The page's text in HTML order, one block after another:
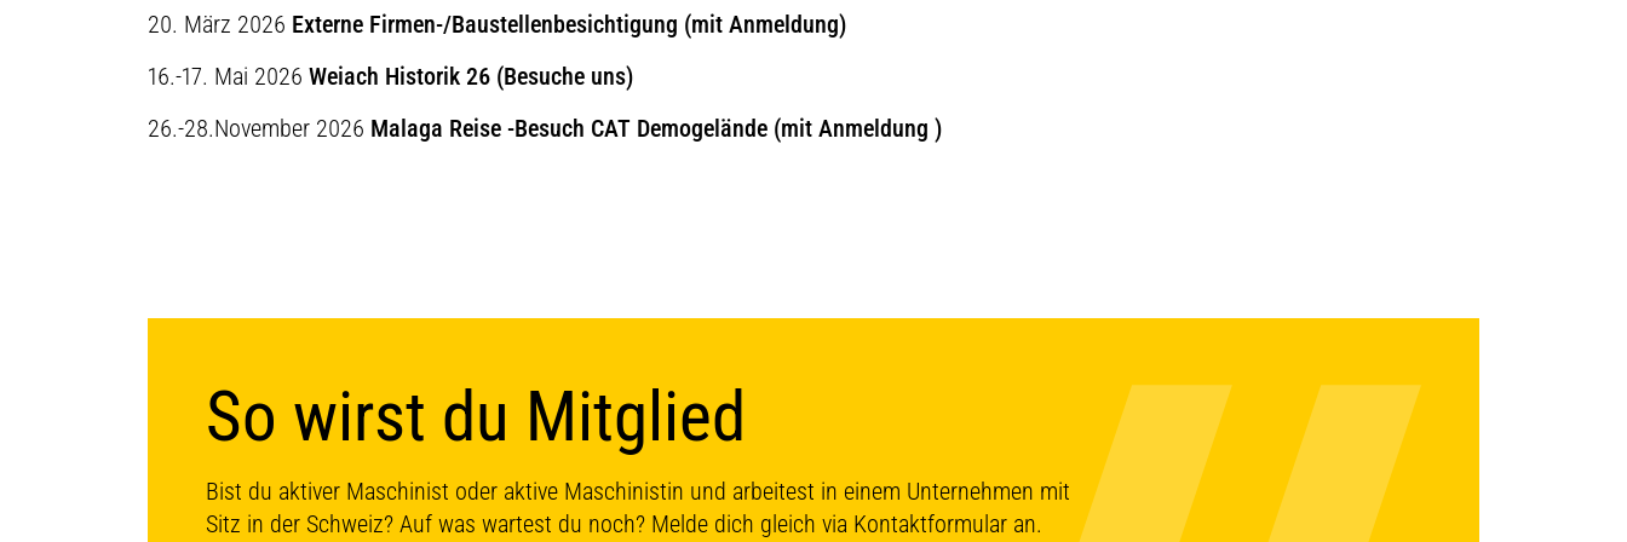
20. März 2026 Externe Firmen-/Baustellenbesichtigung (mit Anmeldung)
16.-17. Mai 2026 Weiach Historik 26 (Besuche uns)
26.-28.November 2026 Malaga Reise -Besuch CAT Demogelände (mit Anmeldung )
So wirst du Mitglied
Bist du aktiver Maschinist oder aktive Maschinistin und arbeitest in einem Unternehmen mit
Sitz in der Schweiz? Auf was wartest du noch? Melde dich gleich via Kontaktformular an.